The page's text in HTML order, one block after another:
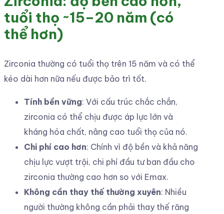
tuổi thọ ~15–20 năm (có
thể hơn)
Zirconia thường có tuổi thọ trên 15 năm và có thể
kéo dài hơn nữa nếu được bảo trì tốt.
Tính bền vững: Với cấu trúc chắc chắn,
zirconia có thể chịu được áp lực lớn và
kháng hóa chất, nâng cao tuổi thọ của nó.
Chi phí cao hơn: Chính vì độ bền và khả năng
chịu lực vượt trội, chi phí đầu tư ban đầu cho
zirconia thường cao hơn so với Emax.
Không cần thay thế thường xuyên: Nhiều
người thường không cần phải thay thế răng